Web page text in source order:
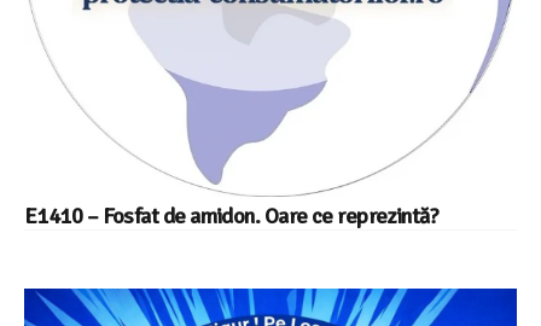
E1410 – Fosfat de amidon. Oare ce reprezintă?